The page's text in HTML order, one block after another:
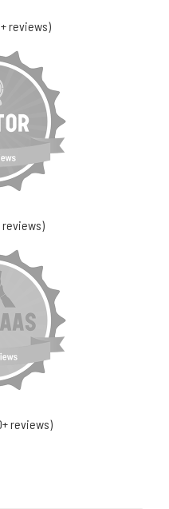
reviews)
reviews)
reviews)